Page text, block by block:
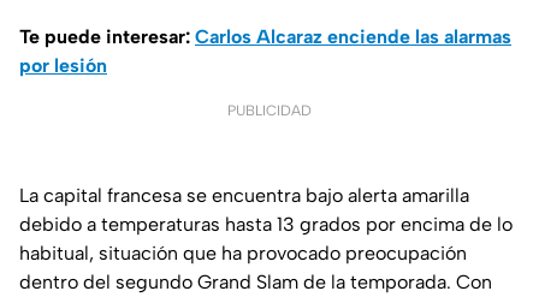
Te puede interesar: Carlos Alcaraz enciende las alarmas
por lesión
PUBLICIDAD
La capital francesa se encuentra bajo alerta amarilla
debido a temperaturas hasta 13 grados por encima de lo
habitual, situación que ha provocado preocupación
dentro del segundo Grand Slam de la temporada. Con